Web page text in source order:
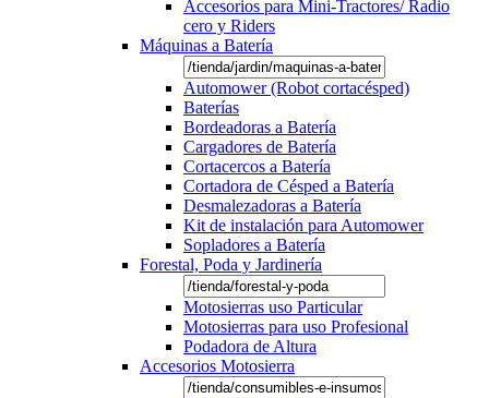
Accesorios para Mini-Tractores/ Radio
cero y Riders
Máquinas a Batería
Automower (Robot cortacésped)
Baterías
Bordeadoras a Batería
Cargadores de Batería
Cortacercos a Batería
Cortadora de Césped a Batería
Desmalezadoras a Batería
Kit de instalación para Automower
Sopladores a Batería
Forestal, Poda y Jardinería
Motosierras uso Particular
Motosierras para uso Profesional
Podadora de Altura
Accesorios Motosierra